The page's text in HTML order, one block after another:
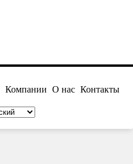
Компании О нас Контакты